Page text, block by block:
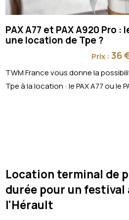
PAX A77 et PAX A920 Pro
une location de Tpe ?
Prix : 36
TWM France vous donne la
Tpe à la location : le PAX A77 ou le
Location terminal de
durée pour un
l'Hérault